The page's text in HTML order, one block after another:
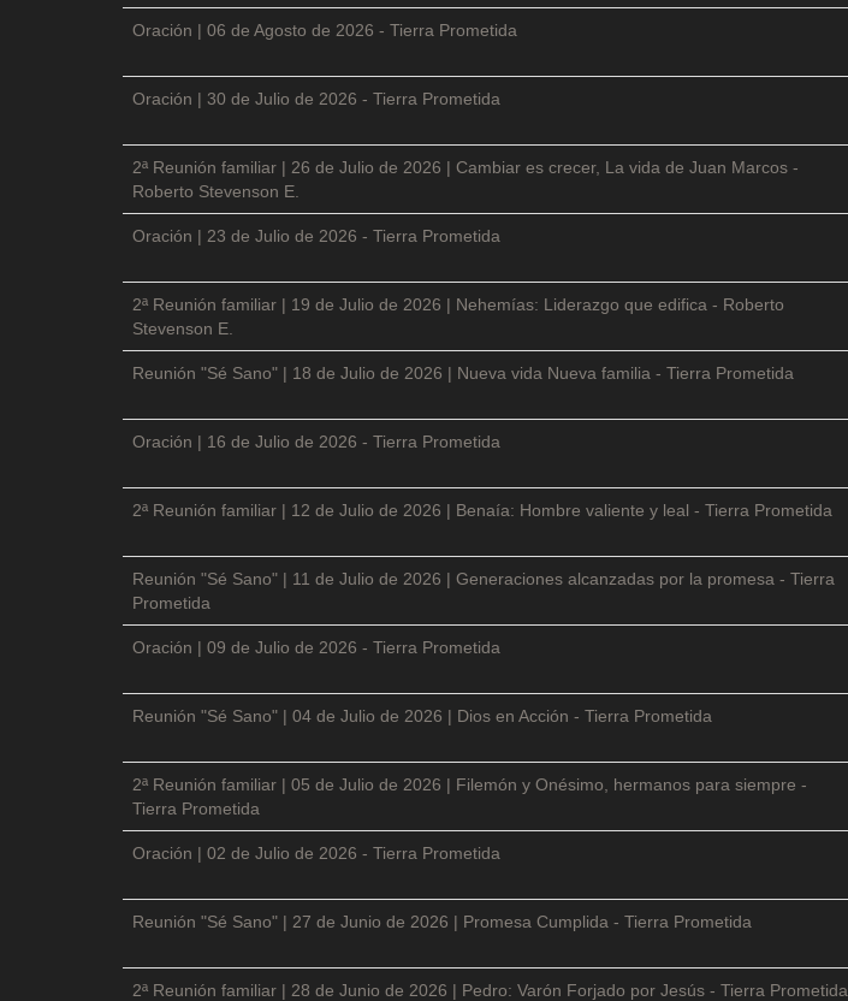
Oración | 06 de Agosto de 2026 - Tierra Prometida
Oración | 30 de Julio de 2026 - Tierra Prometida
2ª Reunión familiar | 26 de Julio de 2026 | Cambiar es crecer, La vida de Juan Marcos -
Roberto Stevenson E.
Oración | 23 de Julio de 2026 - Tierra Prometida
2ª Reunión familiar | 19 de Julio de 2026 | Nehemías: Liderazgo que edifica - Roberto
Stevenson E.
Reunión "Sé Sano" | 18 de Julio de 2026 | Nueva vida Nueva familia - Tierra Prometida
Oración | 16 de Julio de 2026 - Tierra Prometida
2ª Reunión familiar | 12 de Julio de 2026 | Benaía: Hombre valiente y leal - Tierra Prometida
Reunión "Sé Sano" | 11 de Julio de 2026 | Generaciones alcanzadas por la promesa - Tierra
Prometida
Oración | 09 de Julio de 2026 - Tierra Prometida
Reunión "Sé Sano" | 04 de Julio de 2026 | Dios en Acción - Tierra Prometida
2ª Reunión familiar | 05 de Julio de 2026 | Filemón y Onésimo, hermanos para siempre -
Tierra Prometida
Oración | 02 de Julio de 2026 - Tierra Prometida
Reunión "Sé Sano" | 27 de Junio de 2026 | Promesa Cumplida - Tierra Prometida
2ª Reunión familiar | 28 de Junio de 2026 | Pedro: Varón Forjado por Jesús - Tierra Prometida